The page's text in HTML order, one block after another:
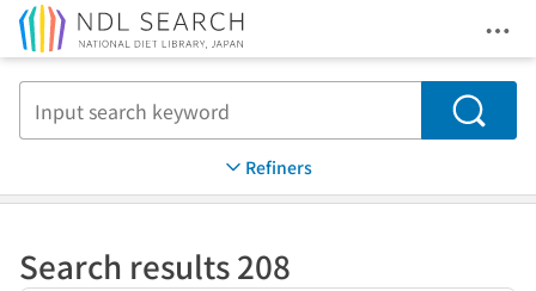
Search
Refiners
Search results 208